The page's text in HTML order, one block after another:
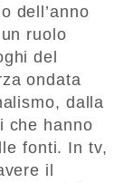
dell’anno
ruolo
del
ondata
dalla
che hanno
fonti. In tv,
il